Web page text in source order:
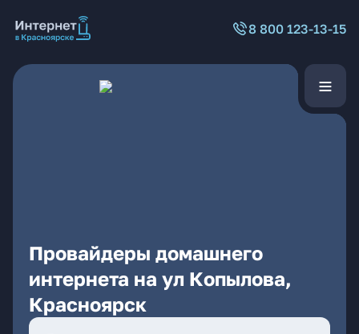
8 800 123-13-15
Провайдеры домашнего
интернета на ул Копылова,
Красноярск